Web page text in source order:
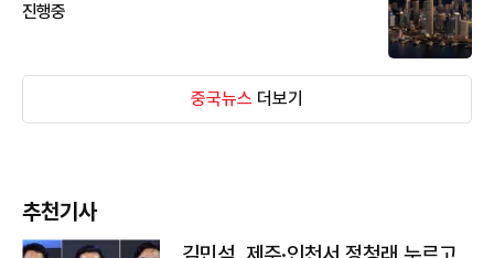
진행중
중국뉴스 더보기
추천기사